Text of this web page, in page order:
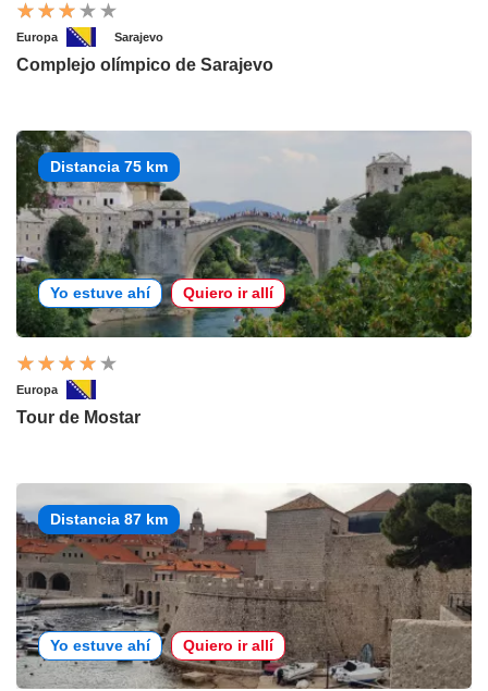
Europa Sarajevo
Complejo olímpico de Sarajevo
Distancia 75 km
Yo estuve ahí Quiero ir allí
Europa
Tour de Mostar
Distancia 87 km
Yo estuve ahí Quiero ir allí